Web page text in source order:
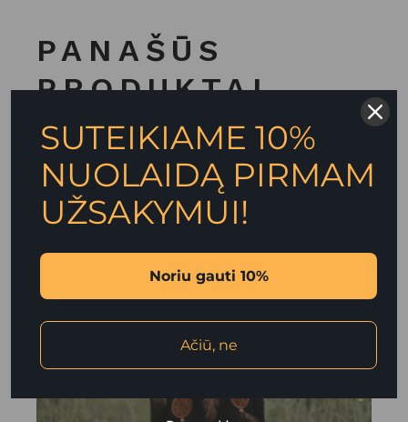
PANAŠŪS
PRODUKTAI
SUTEIKIAME 10%
NUOLAIDĄ PIRMAM
UŽSAKYMUI!
Noriu gauti 10%
Ačiū, ne